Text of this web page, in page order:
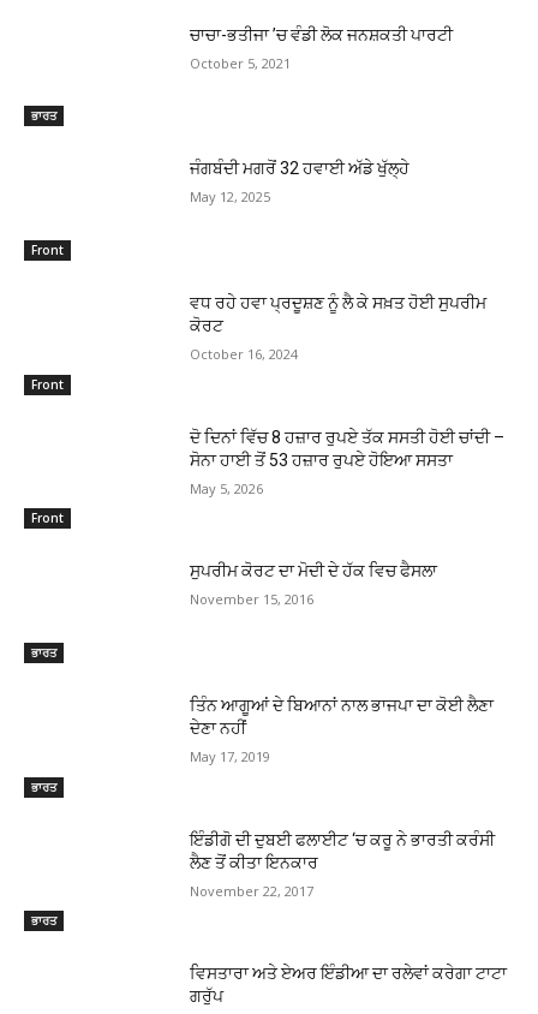
ਭਾਰਤ
ਚਾਚਾ-ਭਤੀਜਾ ’ਚ ਵੰਡੀ ਲੋਕ ਜਨਸ਼ਕਤੀ ਪਾਰਟੀ
October 5, 2021
Front
ਜੰਗਬੰਦੀ ਮਗਰੋਂ 32 ਹਵਾਈ ਅੱਡੇ ਖੁੱਲ੍ਹੇ
May 12, 2025
Front
ਵਧ ਰਹੇ ਹਵਾ ਪ੍ਰਦੂਸ਼ਣ ਨੂੰ ਲੈ ਕੇ ਸਖ਼ਤ ਹੋਈ ਸੁਪਰੀਮ
ਕੋਰਟ
October 16, 2024
Front
ਦੋ ਦਿਨਾਂ ਵਿੱਚ 8 ਹਜ਼ਾਰ ਰੁਪਏ ਤੱਕ ਸਸਤੀ ਹੋਈ ਚਾਂਦੀ –
ਸੋਨਾ ਹਾਈ ਤੋਂ 53 ਹਜ਼ਾਰ ਰੁਪਏ ਹੋਇਆ ਸਸਤਾ
May 5, 2026
ਭਾਰਤ
ਸੁਪਰੀਮ ਕੋਰਟ ਦਾ ਮੋਦੀ ਦੇ ਹੱਕ ਵਿਚ ਫੈਸਲਾ
November 15, 2016
ਭਾਰਤ
ਤਿੰਨ ਆਗੂਆਂ ਦੇ ਬਿਆਨਾਂ ਨਾਲ ਭਾਜਪਾ ਦਾ ਕੋਈ ਲੈਣਾ
ਦੇਣਾ ਨਹੀਂ
May 17, 2019
ਭਾਰਤ
ਇੰਡੀਗੋ ਦੀ ਦੁਬਈ ਫਲਾਈਟ ‘ਚ ਕਰੂ ਨੇ ਭਾਰਤੀ ਕਰੰਸੀ
ਲੈਣ ਤੋਂ ਕੀਤਾ ਇਨਕਾਰ
November 22, 2017
ਵਿਸਤਾਰਾ ਅਤੇ ਏਅਰ ਇੰਡੀਆ ਦਾ ਰਲੇਵਾਂ ਕਰੇਗਾ ਟਾਟਾ
ਗਰੁੱਪ